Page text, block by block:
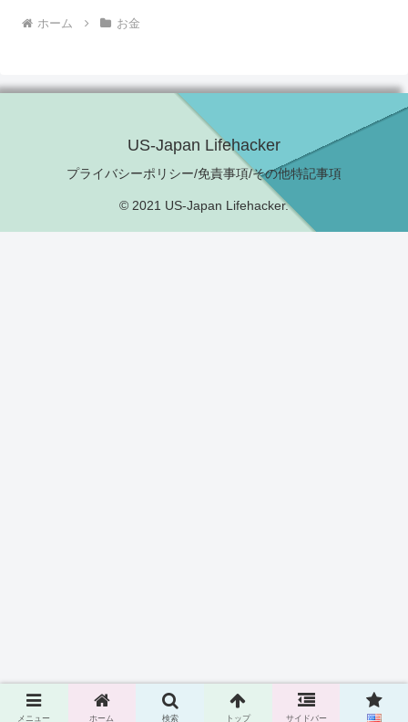
ホーム お金
US-Japan Lifehacker
プライバシーポリシー/免責事項/その他特記事項
© 2021 US-Japan Lifehacker.
メニュー ホーム 検索 トップ サイドバー